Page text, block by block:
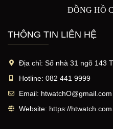
ĐỒNG HỒ
THÔNG TIN LIÊN HỆ
Địa chỉ: Số nhà 31 ngõ 143
Hotline: 082 441 9999
Email: htwatchO@gmail.com
Website: https://